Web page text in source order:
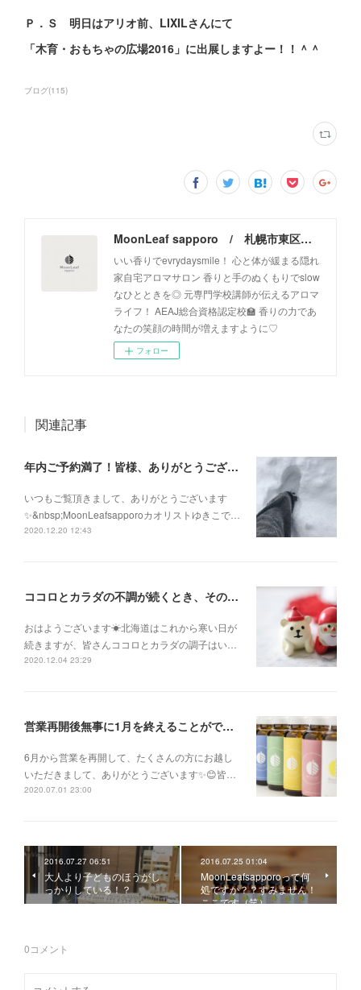
Ｐ．Ｓ 明日はアリオ前、LIXILさんにて
「木育・おもちゃの広場2016」に出展しますよー！！＾＾
ブログ(115)
MoonLeaf sapporo / 札幌市東区の100種類以上の香りが楽しめるアロマスクール＆トリートメントサロン
いい香りでevrydaysmile！ 心と体が緩まる隠れ
家自宅アロマサロン 香りと手のぬくもりでslow
なひとときを◎ 元専門学校講師が伝えるアロマ
ライフ！ AEAJ総合資格認定校🏫 香りの力であ
なたの笑顔の時間が増えますように♡
フォロー
関連記事
年内ご予約満了！皆様、ありがとうございます！
いつもご覧頂きまして、ありがとうございます
✨&nbsp;MoonLeafsapporoカオリストゆきこで…
2020.12.20 12:43
ココロとカラダの不調が続くとき、そのままにして諦めないで！
おはようございます☀北海道はこれから寒い日が
続きますが、皆さんココロとカラダの調子はい…
2020.12.04 23:29
営業再開後無事に1月を終えることができました✨
6月から営業を再開して、たくさんの方にお越し
いただきまして、ありがとうございます✨😊皆…
2020.07.01 23:00
2016.07.27 06:51
大人より子どものほうがし
っかりしている！？
2016.07.25 01:04
MoonLeafsapporoって何
処ですか？？すみません！
ここです（笑）
0コメント